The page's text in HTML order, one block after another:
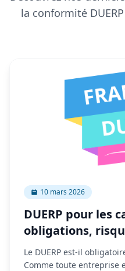
la conformité
10 mars 2026
DUERP pour les
obligations,
et mise en
Le DUERP est-il
Comme toute entreprise